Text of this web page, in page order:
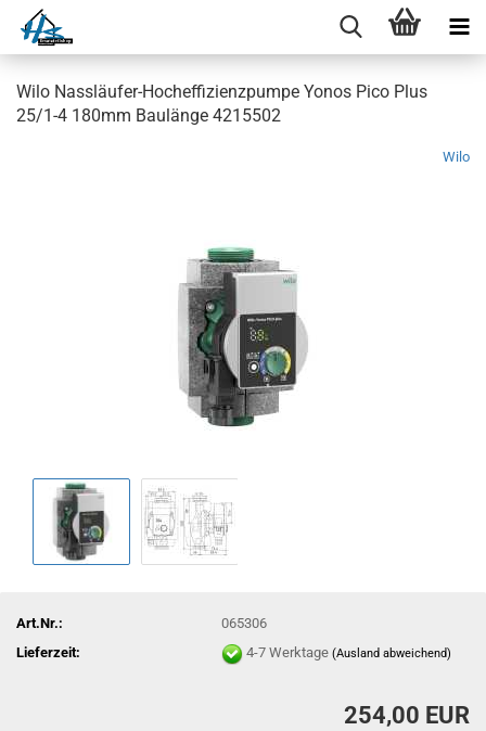
Wilo Nassläufer-Hocheffizienzpumpe Yonos Pico Plus
25/1-4 180mm Baulänge 4215502
Wilo
Art.Nr.:
065306
Lieferzeit:
4-7 Werktage(Ausland abweichend)
254,00 EUR